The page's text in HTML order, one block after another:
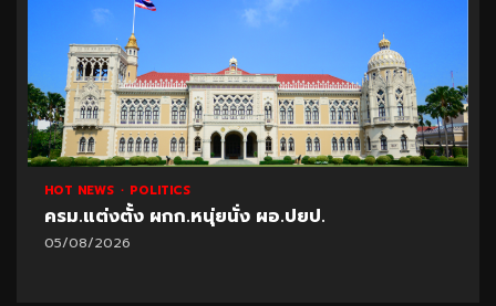
HOT NEWS POLITICS
ครม.แต่งตั้ง ผกก.หนุ่ยนั่ง ผอ.ปยป.
05/08/2026